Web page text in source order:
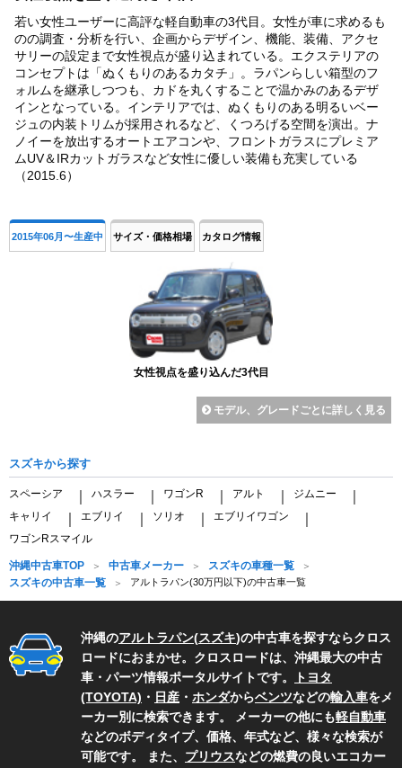
若い女性ユーザーに高評な軽自動車の3代目。女性が車に求めるも
のの調査・分析を行い、企画からデザイン、機能、装備、アクセ
サリーの設定まで女性視点が盛り込まれている。エクステリアの
コンセプトは「ぬくもりのあるカタチ」。ラパンらしい箱型のフ
ォルムを継承しつつも、カドを丸くすることで温かみのあるデザ
インとなっている。インテリアでは、ぬくもりのある明るいベー
ジュの内装トリムが採用されるなど、くつろげる空間を演出。ナ
ノイーを放出するオートエアコンや、フロントガラスにプレミア
ムUV＆IRカットガラスなど女性に優しい装備も充実している
（2015.6）
2015年06月〜生産中 サイズ・価格相場 カタログ情報
女性視点を盛り込んだ3代目
モデル、グレードごとに詳しく見る
スズキから探す
スペーシア ハスラー ワゴンR アルト ジムニー
キャリイ エブリイ ソリオ エブリイワゴン
ワゴンRスマイル
沖縄中古車TOP 中古車メーカー
スズキの車種一覧
スズキの中古車一覧
アルトラパン(30万円以下)の中古車一覧
沖縄のアルトラパン(スズキ)の中古車を探すならクロス
ロードにおまかせ。クロスロードは、沖縄最大の中古
車・パーツ情報ポータルサイトです。
トヨタ
(TOYOTA) ・ 日産 ・ ホンダからベンツなどの輸入車をメ
ーカー別に検索できます。 メーカーの他にも軽自動車
などのボディタイプ、価格、年式など、様々な検索が
可能です。 また、 プリウスなどの燃費の良いエコカー